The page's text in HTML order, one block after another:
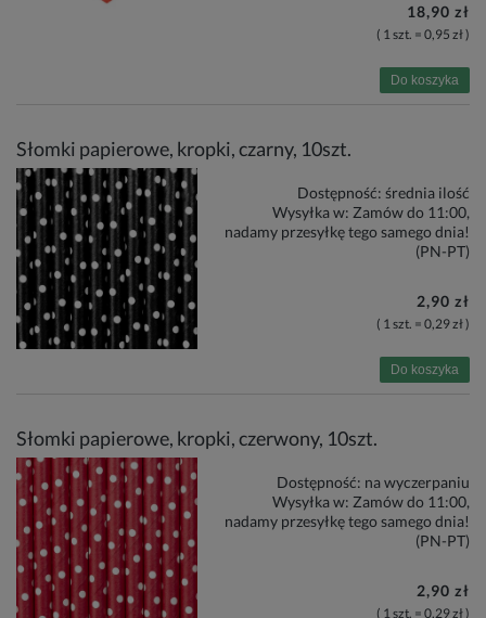
18,90 zł
( 1 szt. = 0,95 zł )
Do koszyka
Słomki papierowe, kropki, czarny, 10szt.
Dostępność: średnia ilość
Wysyłka w: Zamów do 11:00,
nadamy przesyłkę tego samego dnia!
(PN-PT)
2,90 zł
( 1 szt. = 0,29 zł )
Do koszyka
Słomki papierowe, kropki, czerwony, 10szt.
Dostępność: na wyczerpaniu
Wysyłka w: Zamów do 11:00,
nadamy przesyłkę tego samego dnia!
(PN-PT)
2,90 zł
( 1 szt. = 0,29 zł )